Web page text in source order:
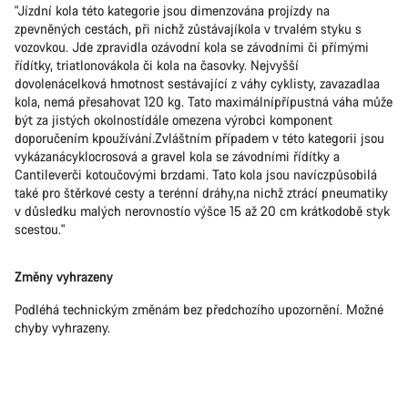
"Jízdní kola této kategorie jsou dimenzována projízdy na
zpevněných cestách, při nichž zůstávajíkola v trvalém styku s
vozovkou. Jde zpravidla ozávodní kola se závodními či přímými
řídítky, triatlonovákola či kola na časovky. Nejvyšší
dovolenácelková hmotnost sestávající z váhy cyklisty, zavazadlaa
kola, nemá přesahovat 120 kg. Tato maximálnípřípustná váha může
být za jistých okolnostídále omezena výrobci komponent
doporučením kpoužívání.Zvláštním případem v této kategorii jsou
vykázanácyklocrosová a gravel kola se závodními řídítky a
Cantileverči kotoučovými brzdami. Tato kola jsou navíczpůsobilá
také pro štěrkové cesty a terénní dráhy,na nichž ztrácí pneumatiky
v důsledku malých nerovnostío výšce 15 až 20 cm krátkodobě styk
scestou."
Změny vyhrazeny
Podléhá technickým změnám bez předchozího upozornění. Možné
chyby vyhrazeny.